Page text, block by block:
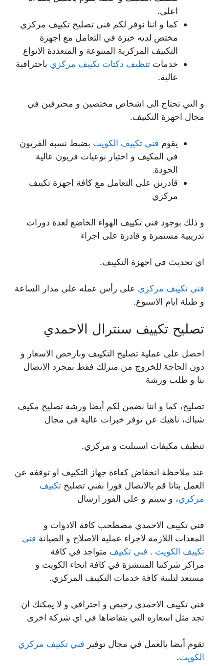
اعلى.
كما و اننا نوفر لكم فني تصليح تكييف مركزي
مختص لديه خبرة في التعامل مع اجهزة
التكييف المركزية المتنوعة و المتعددة الانواع
خدمات تنظيف دكتات تكييف مركزي باحترافية
عالية.
و التي تحتاج الى اشخاص مختصين و محترفين في
مجال اجهزة التكييف.
يقوم فني تكييف الكويت بضبط نسبة الفريون
في المكيف و اختيار نوعيات فريون عالية
الجودة.
قادرين على التعامل مع كافة اجهزة تكييف
مركزي
و ذلك بوجود فني تكييف الهواء الخاضع لعدة دورات
تدريبية مستمرة و قادرة على اجراء
اي تحديث في اجهزة التكييف.
فني تكييف مركزي على رأس عمله على مدار الساعة
و طيلة ايام الاسبوع.
تصليح تكييف سنترال الاحمدي
احصل على عملية تصليح التكييف وبارخص الاسعار و
دون الحاجة للخروج من منزلك فقط بمجرد الاتصال
بنا و طلب ورشة
تصليح، كما و اننا نضمن لكم أيضا ورشة تصليح مكيف
شباك، ناهيك عن توفر خبرات عالية في مجال
تنظيف مكيفات اسبيليت و مركزي.
عند ملاحظة انخفاض كفاءة جهاز التكييف او توقفه عن
العمل بتاتا قم بالاتصال فورا بفني تصليح تكييف
مركزي، و سيتم و على الفور ارسال
فني تكييف الاحمدي مصطحب كافة الادوات و
المعدات اللازمة لاجراء عملية الاصلاح و الصيانة فني
تكييف الكويت . فني تكييف متواجد في كافة
مراكز شركتنا المنتشرة في كافة انحاء الكويت و
مستعد لتلبية كافة خدمات التكييف المركزي.
فني تكييف الاحمدي رخيص و احترافي و لا يمكنك ان
تجد مثل اسعاره التي يتقاضاها في اي شركة اخرى
تقوم أيضا بالعمل في مجال توفير فني تكييف مركزي
الكويت.